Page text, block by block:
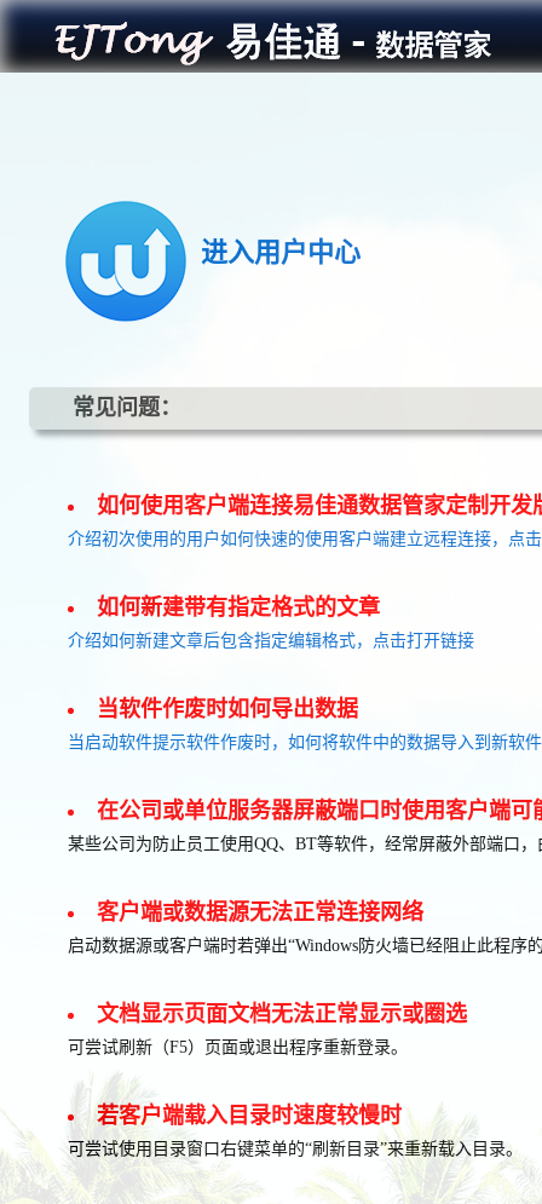
进入用户中心
常见问题：
如何使用客户端连接易佳通数据管家定制开发
介绍初次使用的用户如何快速的使用客户端建立远程连接，点
如何新建带有指定格式的文章
介绍如何新建文章后包含指定编辑格式，点击打开链接
当软件作废时如何导出数据
当启动软件提示软件作废时，如何将软件中的数据导入到新软
在公司或单位服务器屏蔽端口时使用客户端可
某些公司为防止员工使用QQ、BT等软件，经常屏蔽外部端口
客户端或数据源无法正常连接网络
启动数据源或客户端时若弹出“Windows防火墙已经阻止此程
文档显示页面文档无法正常显示或圈选
可尝试刷新（F5）页面或退出程序重新登录。
若客户端载入目录时速度较慢时
可尝试使用目录窗口右键菜单的“刷新目录”来重新载入目录。